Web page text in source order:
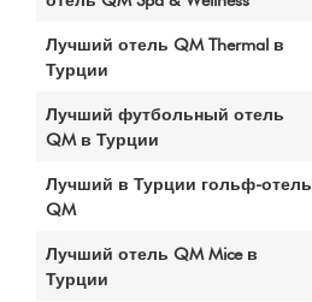
Kazananlar
QM AWARDS 2021
Ödül Töreni
Davetliler
Basında Biz
Sponsorlar
QM AWARDS 2020
Davetliler
Лучший отель QM Thermal в
Турции
Лучший футбольный отель
QM в Турции
Лучший в Турции гольф-отель
QM
Лучший отель QM Mice в
Турции